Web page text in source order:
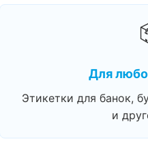
Для
Этикетки для банок,
и